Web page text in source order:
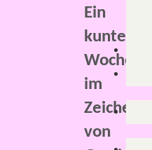
Ein
im
Zeichen
von